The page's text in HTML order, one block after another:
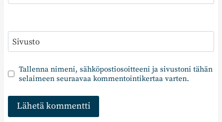
Sivusto
Tallenna nimeni, sähköpostiosoitteeni ja sivustoni tähän
selaimeen seuraavaa kommentointikertaa varten.